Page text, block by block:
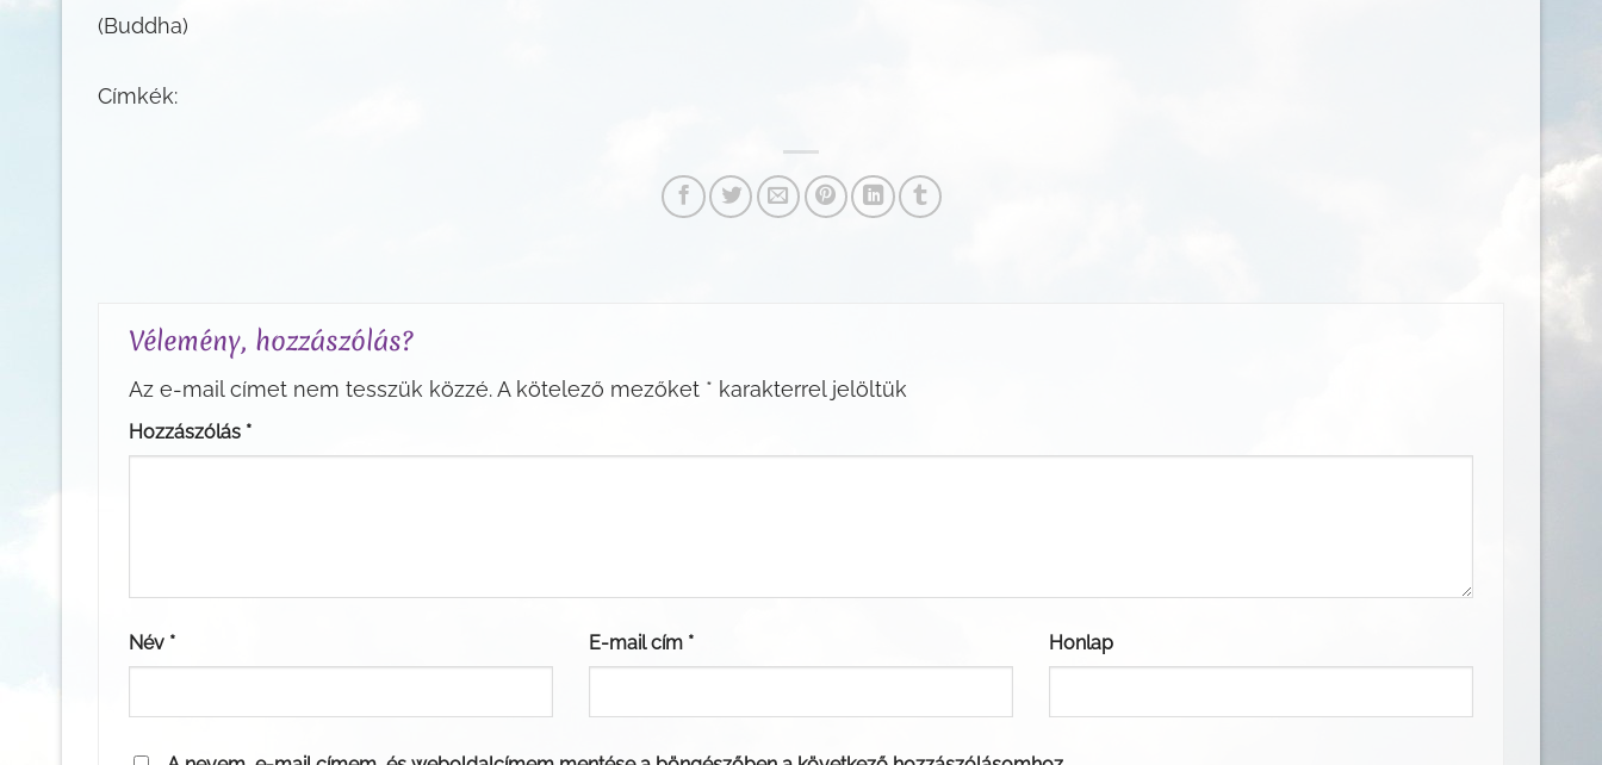
(Buddha)
Címkék:
Vélemény, hozzászólás?
Az e-mail címet nem tesszük közzé.A kötelező mezőket * karakterrel jelöltük
Hozzászólás *
Név * E-mail cím * Honlap